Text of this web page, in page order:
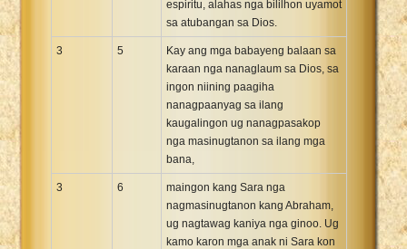
espiritu, alahas nga bililhon uyamot
sa atubangan sa Dios.
3 5
Kay ang mga babayeng balaan sa
karaan nga nanaglaum sa Dios, sa
ingon niining paagiha
nanagpaanyag sa ilang
kaugalingon ug nanagpasakop
nga masinugtanon sa ilang mga
bana,
3 6
maingon kang Sara nga
nagmasinugtanon kang Abraham,
ug nagtawag kaniya nga ginoo. Ug
kamo karon mga anak ni Sara kon